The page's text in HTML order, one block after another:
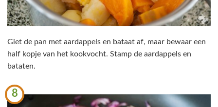
Giet de pan met aardappels en bataat af, maar bewaar een
half kopje van het kookvocht. Stamp de aardappels en
bataten.
8